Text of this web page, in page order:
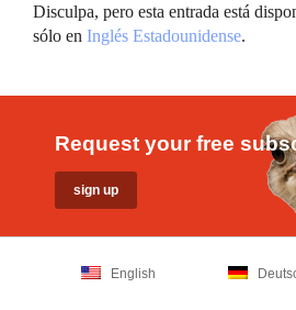
Disculpa, pero esta entrada está
sólo en Inglés Estadounidense.
Request your free
English